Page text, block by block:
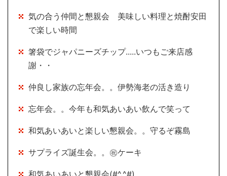
気の合う仲間と懇親会 美味しい料理と焼酎安田
で楽しい時間
箸袋でジャパニーズチップ.....いつもご来店感
謝・・
仲良し家族の忘年会。。伊勢海老の活き造り
忘年会。。今年も和気あいあい飲んで笑って
和気あいあいと楽しい懇親会。。守るぞ霧島
サプライズ誕生会。。㊗ケーキ
和気あいあいと懇親会(#^.^#)